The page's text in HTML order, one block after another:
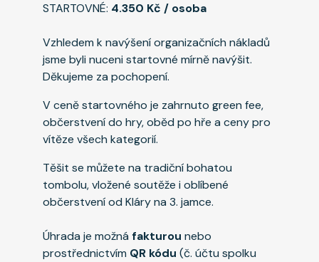
STARTOVNÉ: 4.350 Kč / osoba
Vzhledem k navýšení organizačních nákladů
jsme byli nuceni startovné mírně navýšit.
Děkujeme za pochopení.
V ceně startovného je zahrnuto green fee,
občerstvení do hry, oběd po hře a ceny pro
vítěze všech kategorií.
Těšit se můžete na tradiční bohatou
tombolu, vložené soutěže i oblíbené
občerstvení od Kláry na 3. jamce.
Úhrada je možná fakturou nebo
prostřednictvím QR kódu (č. účtu spolku